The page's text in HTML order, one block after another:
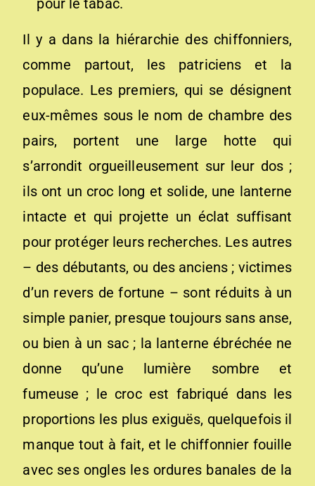
pour le tabac.
Il y a dans la hiérarchie des chiffonniers,
comme partout, les patriciens et la
populace. Les premiers, qui se désignent
eux-mêmes sous le nom de chambre des
pairs, portent une large hotte qui
s’arrondit orgueilleusement sur leur dos ;
ils ont un croc long et solide, une lanterne
intacte et qui projette un éclat suffisant
pour protéger leurs recherches. Les autres
– des débutants, ou des anciens ; victimes
d’un revers de fortune – sont réduits à un
simple panier, presque toujours sans anse,
ou bien à un sac ; la lanterne ébréchée ne
donne qu’une lumière sombre et
fumeuse ; le croc est fabriqué dans les
proportions les plus exiguës, quelquefois il
manque tout à fait, et le chiffonnier fouille
avec ses ongles les ordures banales de la